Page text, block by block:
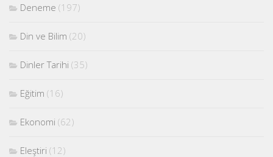
Deneme (197)
Din ve Bilim (20)
Dinler Tarihi (35)
Eğitim (16)
Ekonomi (62)
Eleştiri (12)